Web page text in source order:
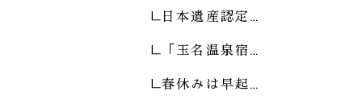
日本遺産認定…
「玉名温泉宿…
春休みは早起…